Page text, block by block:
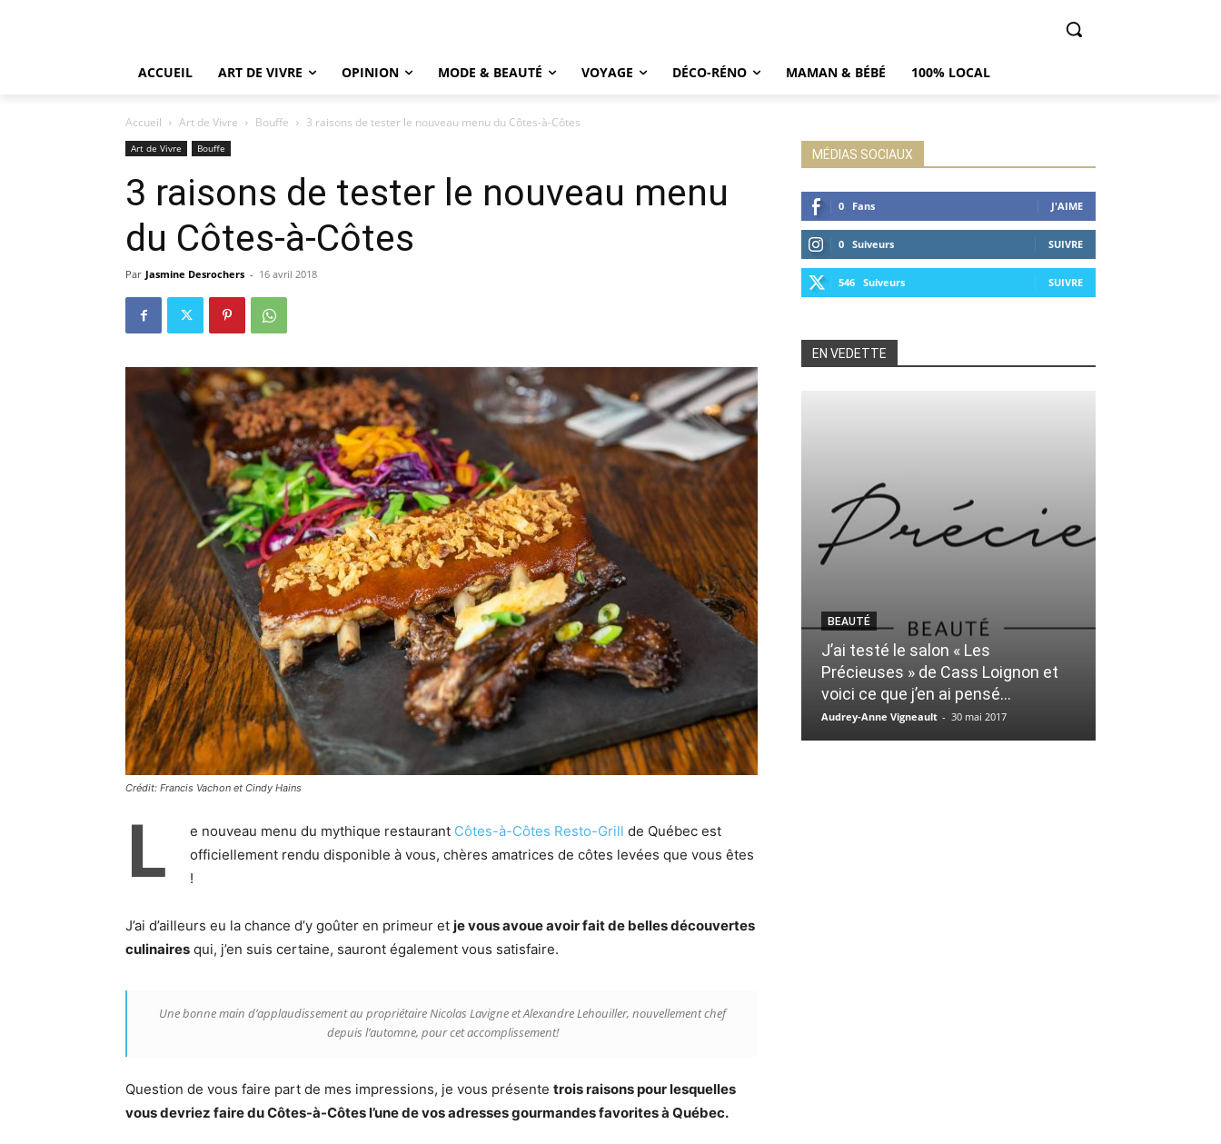
ACCUEIL ART DE VIVRE OPINION MODE & BEAUTÉ VOYAGE DÉCO-RÉNO MAMAN & BÉBÉ 100% LOCAL
Accueil Art de Vivre Bouffe 3 raisons de tester le nouveau menu du Côtes-à-Côtes
Art de Vivre Bouffe
3 raisons de tester le nouveau menu
du Côtes-à-Côtes
Par Jasmine Desrochers - 16 avril 2018
Crédit: Francis Vachon et Cindy Hains
L e nouveau menu du mythique restaurant Côtes-à-Côtes Resto-Grill de Québec est
officiellement rendu disponible à vous, chères amatrices de côtes levées que vous êtes
!
J’ai d’ailleurs eu la chance d’y goûter en primeur et je vous avoue avoir fait de belles découvertes
culinaires qui, j’en suis certaine, sauront également vous satisfaire.
Une bonne main d’applaudissement au propriétaire Nicolas Lavigne et Alexandre Lehouiller, nouvellement chef
depuis l’automne, pour cet accomplissement!
Question de vous faire part de mes impressions, je vous présente trois raisons pour lesquelles
vous devriez faire du Côtes-à-Côtes l’une de vos adresses gourmandes favorites à Québec.
MÉDIAS SOCIAUX
0 Fans J'AIME
0 Suiveurs SUIVRE
546 Suiveurs SUIVRE
EN VEDETTE
BEAUTÉ
J’ai testé le salon « Les
Précieuses » de Cass Loignon et
voici ce que j’en ai pensé…
Audrey-Anne Vigneault - 30 mai 2017